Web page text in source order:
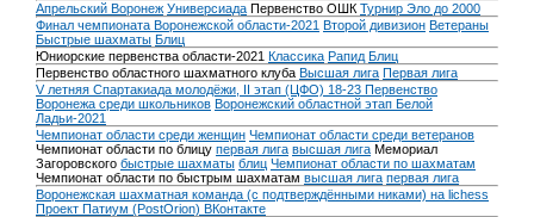
Апрельский Воронеж Универсиада Первенство ОШК Турнир Эло до 2000
Финал чемпионата Воронежской области-2021 Второй дивизион Ветераны
Быстрые шахматы Блиц
Юниорские первенства области-2021 Классика Рапид Блиц
Первенство областного шахматного клуба Высшая лига Первая лига
V летняя Спартакиада молодёжи, II этап (ЦФО) 18-23 Первенство
Воронежа среди школьников Воронежский областной этап Белой
Ладьи-2021
Чемпионат области среди женщин Чемпионат области среди ветеранов
Чемпионат области по блицу первая лига высшая лига Мемориал
Загоровского быстрые шахматы блиц Чемпионат области по шахматам
Чемпионат области по быстрым шахматам высшая лига первая лига
Воронежская шахматная команда (с подтверждёнными никами) на lichess
Проект Патиум (PostOrion) ВКонтакте